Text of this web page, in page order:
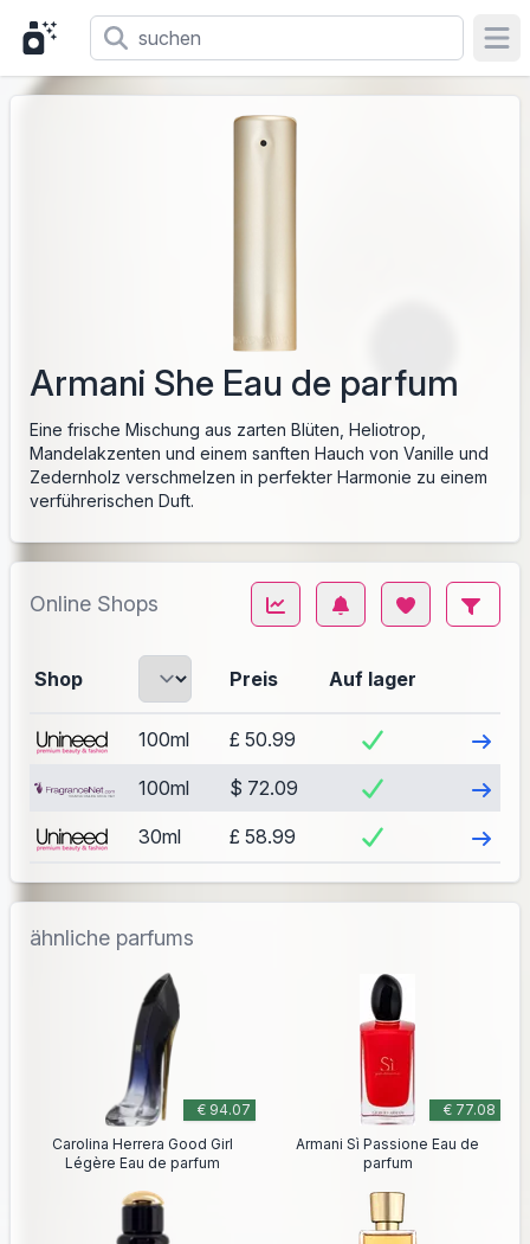
Armani She Eau de parfum
Eine frische Mischung aus zarten Blüten, Heliotrop,
Mandelakzenten und einem sanften Hauch von Vanille und
Zedernholz verschmelzen in perfekter Harmonie zu einem
verführerischen Duft.
Online Shops
Shop Preis Auf lager
100ml £ 50.99 Besuch
100ml $ 72.09 Besuch
30ml £ 58.99 Besuch
ähnliche parfums
€ 94.07
Carolina Herrera Good Girl
Légère Eau de parfum
€ 77.08
Armani Sì Passione Eau de
parfum